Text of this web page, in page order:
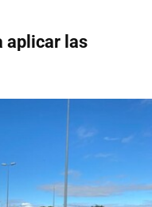
aplicar las